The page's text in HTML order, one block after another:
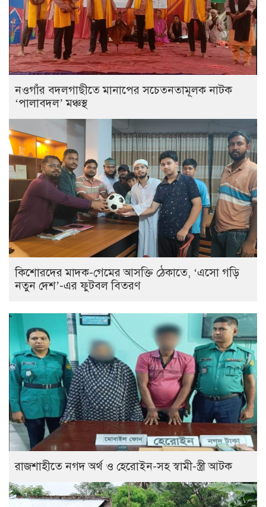
নওগাঁর বদলগাছীতে মানাপের সচেতনতামূলক নাটক
‘পালাবদল’ মঞ্চস্থ
কিশোরদের মাদক-গেমের আসক্তি ঠেকাতে, ‘এসো গড়ি
নতুন দেশ’-এর ফুটবল বিতরণ
রাজশাহীতে নগদ অর্থ ও হেরোইন-সহ স্বামী-স্ত্রী আটক